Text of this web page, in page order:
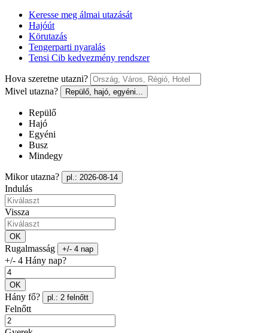
Keresse meg álmai utazását
Hajóút
Körutazás
Tengerparti nyaralás
Tensi Cib kedvezmény rendszer
Hova szeretne utazni?
Mivel utazna?
Repülő, hajó, egyéni...
Repülő
Hajó
Egyéni
Busz
Mindegy
Mikor utazna? pl.: 2026-08-14
Indulás
Vissza
OK
Rugalmasság +/- 4 nap
+/- 4 Hány nap?
OK
Hány fő? pl.: 2 felnőtt
Felnőtt